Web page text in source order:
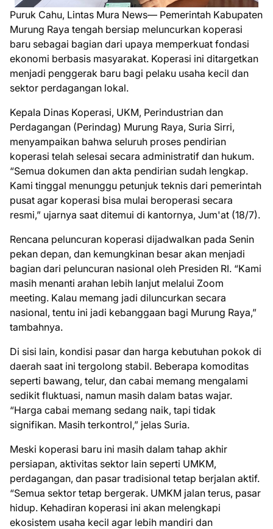
Puruk Cahu, Lintas Mura News— Pemerintah Kabupaten
Murung Raya tengah bersiap meluncurkan koperasi
baru sebagai bagian dari upaya memperkuat fondasi
ekonomi berbasis masyarakat. Koperasi ini ditargetkan
menjadi penggerak baru bagi pelaku usaha kecil dan
sektor perdagangan lokal.
Kepala Dinas Koperasi, UKM, Perindustrian dan
Perdagangan (Perindag) Murung Raya, Suria Sirri,
menyampaikan bahwa seluruh proses pendirian
koperasi telah selesai secara administratif dan hukum.
“Semua dokumen dan akta pendirian sudah lengkap.
Kami tinggal menunggu petunjuk teknis dari pemerintah
pusat agar koperasi bisa mulai beroperasi secara
resmi,” ujarnya saat ditemui di kantornya, Jum'at (18/7).
Rencana peluncuran koperasi dijadwalkan pada Senin
pekan depan, dan kemungkinan besar akan menjadi
bagian dari peluncuran nasional oleh Presiden RI. “Kami
masih menanti arahan lebih lanjut melalui Zoom
meeting. Kalau memang jadi diluncurkan secara
nasional, tentu ini jadi kebanggaan bagi Murung Raya,”
tambahnya.
Di sisi lain, kondisi pasar dan harga kebutuhan pokok di
daerah saat ini tergolong stabil. Beberapa komoditas
seperti bawang, telur, dan cabai memang mengalami
sedikit fluktuasi, namun masih dalam batas wajar.
“Harga cabai memang sedang naik, tapi tidak
signifikan. Masih terkontrol,” jelas Suria.
Meski koperasi baru ini masih dalam tahap akhir
persiapan, aktivitas sektor lain seperti UMKM,
perdagangan, dan pasar tradisional tetap berjalan aktif.
“Semua sektor tetap bergerak. UMKM jalan terus, pasar
hidup. Kehadiran koperasi ini akan melengkapi
ekosistem usaha kecil agar lebih mandiri dan